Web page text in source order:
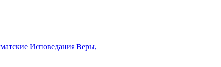
Исповедания Веры,